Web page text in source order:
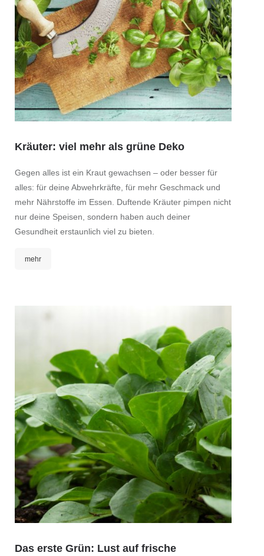
Kräuter: viel mehr als grüne Deko
Gegen alles ist ein Kraut gewachsen – oder besser für
alles: für deine Abwehrkräfte, für mehr Geschmack und
mehr Nährstoffe im Essen. Duftende Kräuter pimpen nicht
nur deine Speisen, sondern haben auch deiner
Gesundheit erstaunlich viel zu bieten.
mehr
Das erste Grün: Lust auf frische